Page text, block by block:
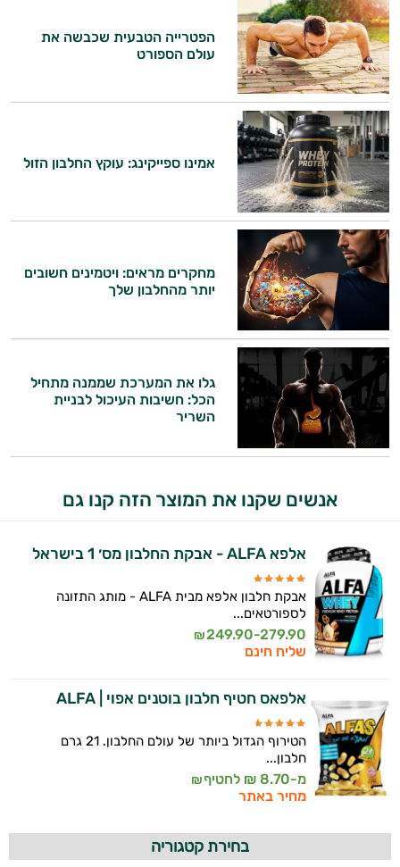
הפטרייה הטבעית שכבשה את
עולם הספורט
אמינו ספייקינג: עוקץ החלבון הזול
מחקרים מראים: ויטמינים חשובים
יותר מהחלבון שלך
גלו את המערכת שממנה מתחיל
הכל: חשיבות העיכול לבניית
השריר
אנשים שקנו את המוצר הזה קנו גם
אלפא ALFA - אבקת החלבון מס׳ 1 בישראל
אבקת חלבון אלפא מבית ALFA - מותג התזונה
לספורטאים...
249.90-279.90
₪
שליח חינם
אלפאס חטיף חלבון בוטנים אפוי | ALFA
הטירוף הגדול ביותר של עולם החלבון. 21 גרם
חלבון...
מ-8.70 ₪ לחטיף ₪
מחיר באתר
בחירת קטגוריה
התשובות שלי מבוססות על מאגרי מידע קליניים
וספרות מקצועית בתחומי הרפואה הטבעית
ותזונת הספורט.
אני כאן כדי לעזור לך להתאים את תוספי
התזונה ומוצרי הבריאות המדויקים למטרות
ולמצב הגופני שלך, ולהסביר לך אילו רכיבים
עובדים יחד כדי למקסם תוצאות גם בחיי היום
יום וגם בתחום הכושר והספורט.
המטרה שלי היא להתאים עבורך המלצות
אישיות מבוססות מדעית.
זה הזמן להתחיל. איך אוכל לעזור?